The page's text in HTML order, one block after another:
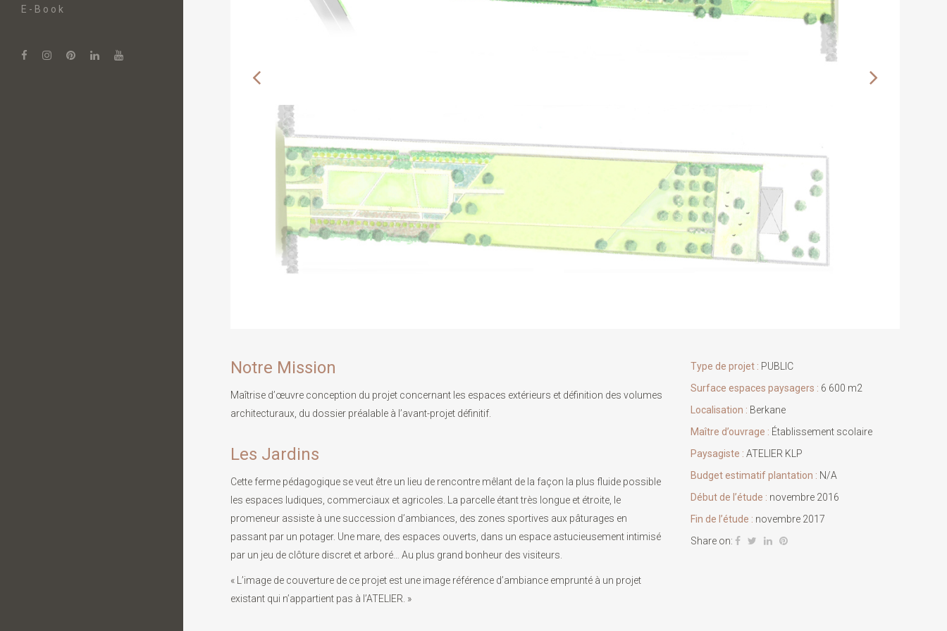
E-Book
Notre Mission
Maîtrise d’œuvre conception du projet concernant les espaces extérieurs et définition des volumes
architecturaux, du dossier préalable à l’avant-projet définitif.
Les Jardins
Cette ferme pédagogique se veut être un lieu de rencontre mêlant de la façon la plus fluide possible
les espaces ludiques, commerciaux et agricoles. La parcelle étant très longue et étroite, le
promeneur assiste à une succession d’ambiances, des zones sportives aux pâturages en
passant par un potager. Une mare, des espaces ouverts, dans un espace astucieusement intimisé
par un jeu de clôture discret et arboré… Au plus grand bonheur des visiteurs.
« L’image de couverture de ce projet est une image référence d’ambiance emprunté à un projet
existant qui n’appartient pas à l’ATELIER. »
Type de projet : PUBLIC
Surface espaces paysagers : 6 600 m2
Localisation : Berkane
Maître d’ouvrage : Établissement scolaire
Paysagiste : ATELIER KLP
Budget estimatif plantation : N/A
Début de l’étude : novembre 2016
Fin de l’étude : novembre 2017
Share on: